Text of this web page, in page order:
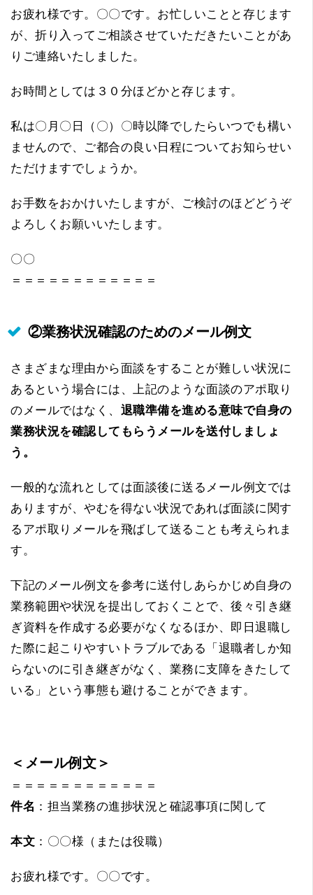
お疲れ様です。〇〇です。お忙しいことと存じます
が、折り入ってご相談させていただきたいことがあ
りご連絡いたしました。
お時間としては３０分ほどかと存じます。
私は〇月〇日（〇）〇時以降でしたらいつでも構い
ませんので、ご都合の良い日程についてお知らせい
ただけますでしょうか。
お手数をおかけいたしますが、ご検討のほどどうぞ
よろしくお願いいたします。
〇〇
＝＝＝＝＝＝＝＝＝＝＝＝
②業務状況確認のためのメール例文
さまざまな理由から面談をすることが難しい状況に
あるという場合には、上記のような面談のアポ取り
のメールではなく、 退職準備を進める意味で自身の
業務状況を確認してもらうメールを送付しましょ
う。
一般的な流れとしては面談後に送るメール例文では
ありますが、やむを得ない状況であれば面談に関す
るアポ取りメールを飛ばして送ることも考えられま
す。
下記のメール例文を参考に送付しあらかじめ自身の
業務範囲や状況を提出しておくことで、後々引き継
ぎ資料を作成する必要がなくなるほか、即日退職し
た際に起こりやすいトラブルである「退職者しか知
らないのに引き継ぎがなく、業務に支障をきたして
いる」という事態も避けることができます。
＜メール例文＞
＝＝＝＝＝＝＝＝＝＝＝＝
件名 ：担当業務の進捗状況と確認事項に関して
本文 ：〇〇様（または役職）
お疲れ様です。〇〇です。